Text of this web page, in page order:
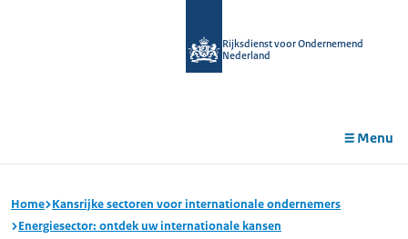
Rijksdienst voor Ondernemend
Nederland
Menu
Home Kansrijke sectoren voor internationale ondernemers
Energiesector: ontdek uw internationale kansen